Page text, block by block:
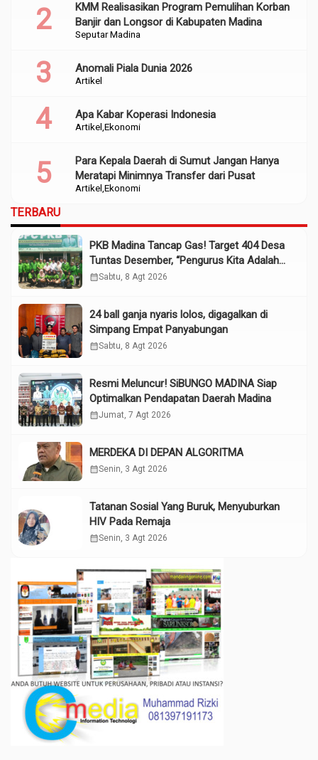
Seputar Madina
KMM Realisasikan Program Pemulihan Korban
Banjir dan Longsor di Kabupaten Madina
Artikel
Anomali Piala Dunia 2026
Artikel Ekonomi
Apa Kabar Koperasi Indonesia
Artikel Ekonomi
Para Kepala Daerah di Sumut Jangan Hanya
Meratapi Minimnya Transfer dari Pusat
TERBARU
PKB Madina Tancap Gas! Target 404 Desa
Tuntas Desember, “Pengurus Kita Adalah
Tokoh”
calendar_monthSabtu, 8 Agt 2026
24 ball ganja nyaris lolos, digagalkan di
Simpang Empat Panyabungan
calendar_monthSabtu, 8 Agt 2026
Resmi Meluncur! SiBUNGO MADINA Siap
Optimalkan Pendapatan Daerah Madina
calendar_monthJumat, 7 Agt 2026
MERDEKA DI DEPAN ALGORITMA
calendar_monthSenin, 3 Agt 2026
Tatanan Sosial Yang Buruk, Menyuburkan
HIV Pada Remaja
calendar_monthSenin, 3 Agt 2026